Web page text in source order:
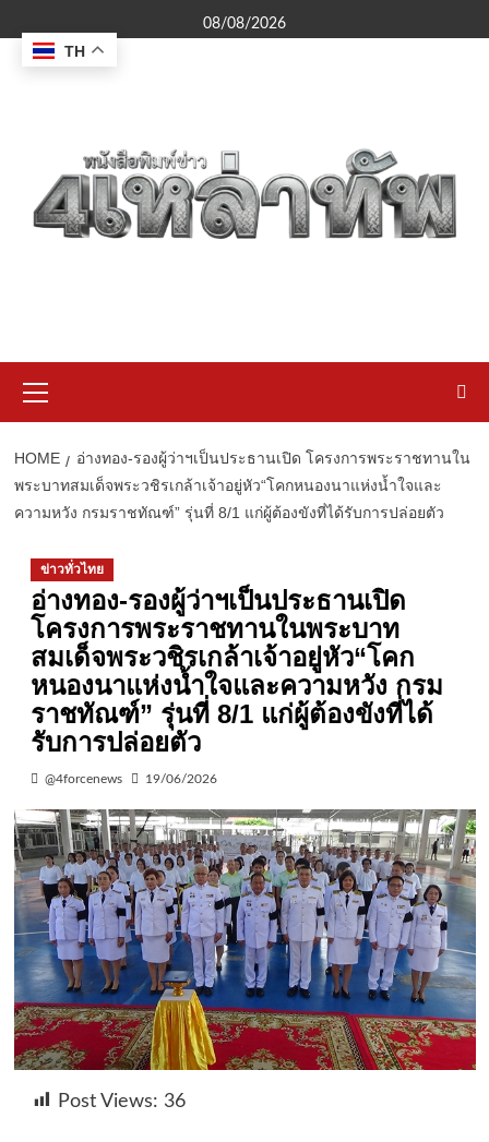
to
content
08/08/2026
Menu
HOME
อ่างทอง-รองผู้ว่าฯเป็นประธานเปิด โครงการพระราชทานใน
พระบาทสมเด็จพระวชิรเกล้าเจ้าอยู่หัว“โคกหนองนาแห่งน้ำใจและ
ความหวัง กรมราชทัณฑ์” รุ่นที่ 8/1 แก่ผู้ต้องขังที่ได้รับการปล่อยตัว
ข่าวทั่วไทย
อ่างทอง-รองผู้ว่าฯเป็นประธานเปิด
โครงการพระราชทานในพระบาท
สมเด็จพระวชิรเกล้าเจ้าอยู่หัว“โคก
หนองนาแห่งน้ำใจและความหวัง กรม
ราชทัณฑ์” รุ่นที่ 8/1 แก่ผู้ต้องขังที่ได้
รับการปล่อยตัว
@4forcenews 19/06/2026
Post Views: 36
TH